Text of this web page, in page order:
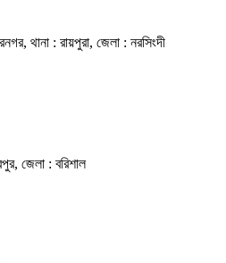
থানা : রায়পুরা, জেলা : নরসিংদী
জেলা : বরিশাল